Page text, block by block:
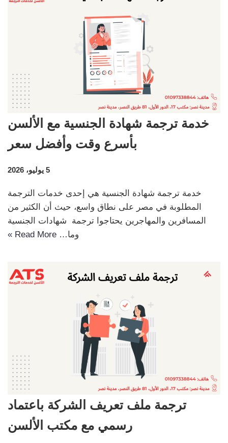
خدمة ترجمة شهادة الجنسية مع الألسن
بأسرع وقت وأفضل سعر
5 يوليو، 2026
خدمة ترجمة شهادة الجنسية هي إحدى خدمات الترجمة
المطلوبة في مصر على نطاق واسع، حيث أن الكثير من
المسافرين والمهاجرين يحتاجوا ترجمة شهادات الجنسية
وما… Read More »
ترجمة ملف تعريف الشركة باعتماد
رسمي مع مكتب الألسن